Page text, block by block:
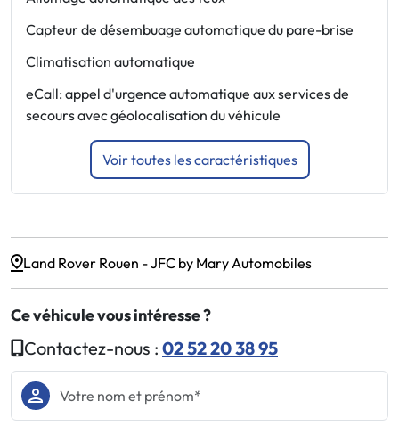
Capteur de désembuage automatique du pare-brise
Climatisation automatique
eCall: appel d'urgence automatique aux services de
secours avec géolocalisation du véhicule
Voir toutes les caractéristiques
Land Rover Rouen - JFC by Mary Automobiles
Ce véhicule vous intéresse ?
Contactez-nous : 02 52 20 38 95